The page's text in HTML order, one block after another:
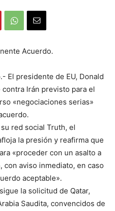
Acuerdo.
El presidente de EU, Donald
Irán previsto para el
«negociaciones serias»
red social Truth, el
la presión y reafirma que
«proceder con un asalto a
con aviso inmediato, en caso
aceptable».
la solicitud de Qatar,
Saudita, convencidos de